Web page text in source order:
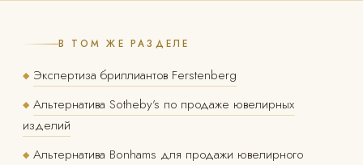
В ТОМ ЖЕ РАЗДЕЛЕ
◆ Экспертиза бриллиантов Ferstenberg
◆ Альтернатива Sotheby’s по продаже ювелирных
изделий
◆ Альтернатива Bonhams для продажи ювелирного